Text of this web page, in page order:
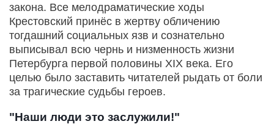
закона. Все мелодраматические ходы
Крестовский принёс в жертву обличению
тогдашний социальных язв и сознательно
выписывал всю чернь и низменность жизни
Петербурга первой половины XIX века. Его
целью было заставить читателей рыдать от боли
за трагические судьбы героев.
"Наши люди это заслужили!"